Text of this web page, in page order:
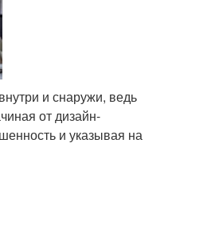
и снаружи, ведь
от дизайн-
и указывая на